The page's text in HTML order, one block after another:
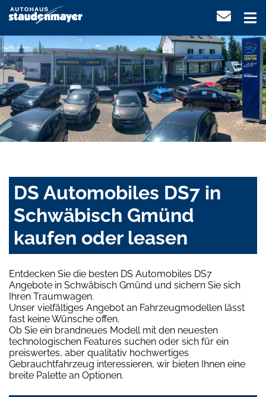
DS Automobiles DS7 in
Schwäbisch Gmünd
kaufen oder leasen
Entdecken Sie die besten DS Automobiles DS7
Angebote in Schwäbisch Gmünd und sichern Sie sich
Ihren Traumwagen.
Unser vielfältiges Angebot an Fahrzeugmodellen lässt
fast keine Wünsche offen.
Ob Sie ein brandneues Modell mit den neuesten
technologischen Features suchen oder sich für ein
preiswertes, aber qualitativ hochwertiges
Gebrauchtfahrzeug interessieren, wir bieten Ihnen eine
breite Palette an Optionen.